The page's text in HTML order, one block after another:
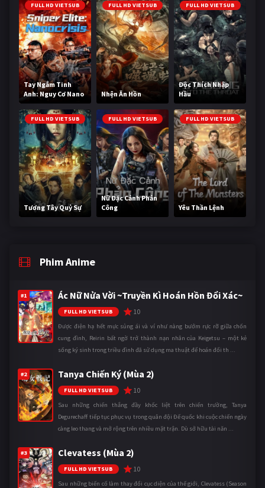
FULL HD VIETSUB
Tay Ngắm Tinh
Anh: Nguy Cơ Nano
FULL HD VIETSUB
Nhện Ăn Hồn
FULL HD VIETSUB
Độc Thích Nhập
Hầu
FULL HD VIETSUB
Tương Tây Quỷ Sự
FULL HD VIETSUB
Nữ Đặc Cảnh Phản
Công
FULL HD VIETSUB
Yêu Thần Lệnh
Phim Anime
#1 Ác Nữ Nửa Vời ~Truyền Kì Hoán Hồn Đổi Xác~
FULL HD VIETSUB 10
Được điện hạ hết mực sủng ái và ví như nàng bướm rực rỡ giữa chốn
cung đình, Reirin bất ngờ trở thành nạn nhân của Keigetsu – một kẻ
sống ký sinh trong triều đình đã sử dụng ma thuật để hoán đổi th ...
#2 Tanya Chiến Ký (Mùa 2)
FULL HD VIETSUB 10
Sau những chiến thắng đầy khốc liệt trên chiến trường, Tanya
Degurechaff tiếp tục phục vụ trong quân đội Đế quốc khi cuộc chiến ngày
càng leo thang và mở rộng trên nhiều mặt trận. Dù sở hữu tài năn ...
#3 Clevatess (Mùa 2)
FULL HD VIETSUB 10
Sau những biến cố làm thay đổi cục diện của thế giới, Clevatess (Season